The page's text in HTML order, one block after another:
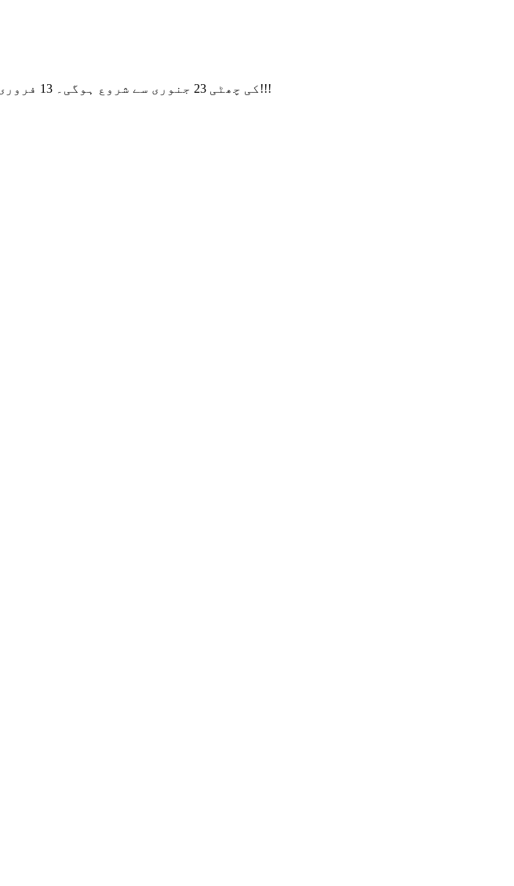
ہماری CNY کی چھٹی 23 جنوری سے شروع ہوگی۔ 13 فروری تک، اگر آپ کی کوئی درخواست ہے، تو براہ کرم ایک پیغام چھوڑیں، شکریہ!!!